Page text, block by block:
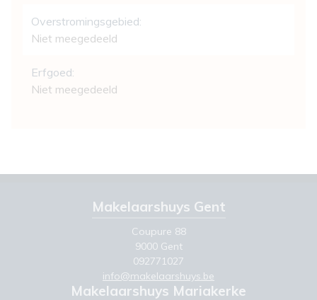
Overstromingsgebied:
Niet meegedeeld
Erfgoed:
Niet meegedeeld
Makelaarshuys Gent
Coupure 88
9000 Gent
092771027
info@makelaarshuys.be
Makelaarshuys Mariakerke